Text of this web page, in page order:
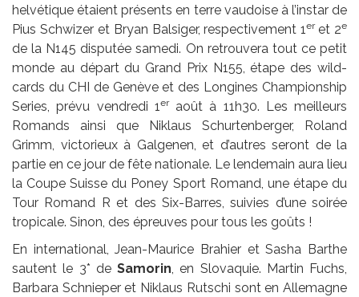
helvétique étaient présents en terre vaudoise à l’instar de
Pius Schwizer et Bryan Balsiger, respectivement 1er et 2e
de la N145 disputée samedi. On retrouvera tout ce petit
monde au départ du Grand Prix N155, étape des wild-
cards du CHI de Genève et des Longines Championship
Series, prévu vendredi 1eraoût à 11h30. Les meilleurs
Romands ainsi que Niklaus Schurtenberger, Roland
Grimm, victorieux à Galgenen, et d’autres seront de la
partie en ce jour de fête nationale. Le lendemain aura lieu
la Coupe Suisse du Poney Sport Romand, une étape du
Tour Romand R et des Six-Barres, suivies d’une soirée
tropicale. Sinon, des épreuves pour tous les goûts !
En international, Jean-Maurice Brahier et Sasha Barthe
sautent le 3* de Samorin, en Slovaquie. Martin Fuchs,
Barbara Schnieper et Niklaus Rutschi sont en Allemagne